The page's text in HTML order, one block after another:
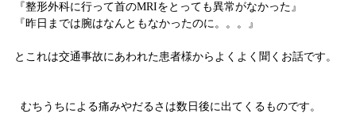
『整形外科に行って首のMRIをとっても異常がなかった』
『昨日までは腕はなんともなかったのに。。。』
とこれは交通事故にあわれた患者様からよくよく聞くお話です。
むちうちによる痛みやだるさは数日後に出てくるものです。